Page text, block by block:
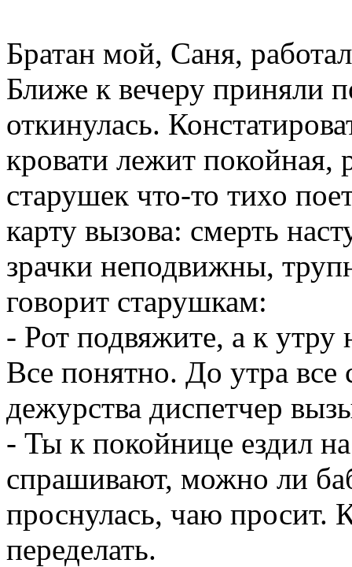
Братан мой, Саня,
Ближе к вечеру приняли
откинулась.
кровати лежит покойная,
старушек что-то тихо
карту вызова: смерть
зрачки неподвижны,
говорит старушкам:
- Рот подвяжите, а к утру
Все понятно. До утра все
дежурства диспетчер
- Ты к покойнице ездил
спрашивают, можно ли
проснулась, чаю просит.
переделать.